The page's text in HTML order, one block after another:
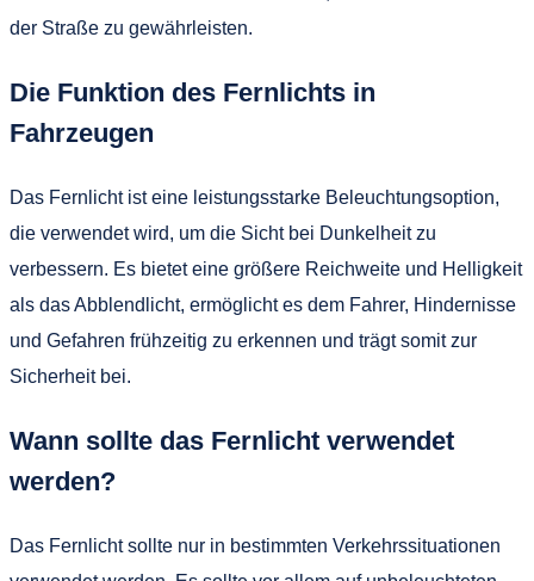
der Straße zu gewährleisten.
Die Funktion des Fernlichts in
Fahrzeugen
Das Fernlicht ist eine leistungsstarke Beleuchtungsoption,
die verwendet wird, um die Sicht bei Dunkelheit zu
verbessern. Es bietet eine größere Reichweite und Helligkeit
als das Abblendlicht, ermöglicht es dem Fahrer, Hindernisse
und Gefahren frühzeitig zu erkennen und trägt somit zur
Sicherheit bei.
Wann sollte das Fernlicht verwendet
werden?
Das Fernlicht sollte nur in bestimmten Verkehrssituationen